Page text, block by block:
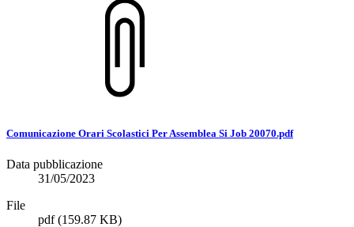
Comunicazione Orari Scolastici Per Assemblea Si Job 20070.pdf
Data pubblicazione
31/05/2023
File
pdf(159.87 KB)